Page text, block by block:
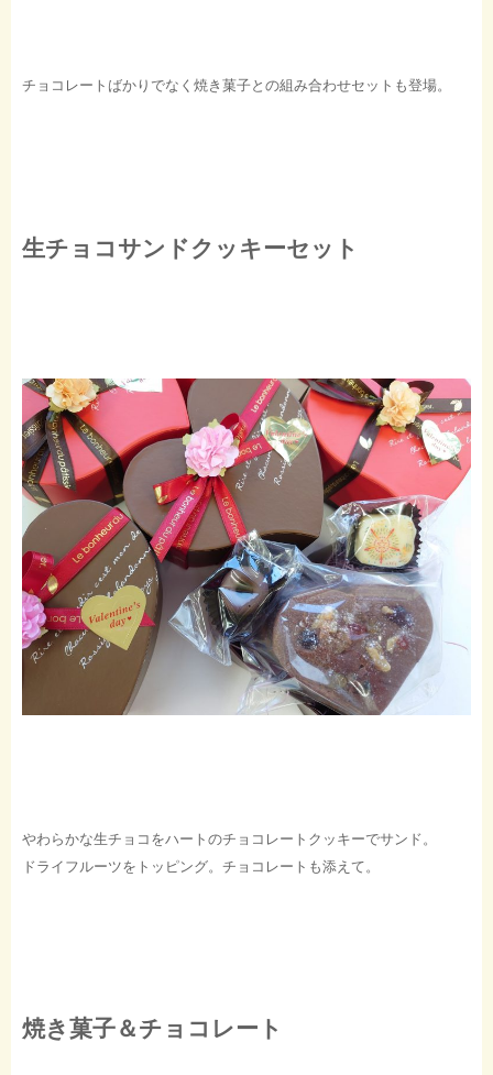
チョコレートばかりでなく焼き菓子との組み合わせセットも登場。
生チョコサンドクッキーセット
やわらかな生チョコをハートのチョコレートクッキーでサンド。
ドライフルーツをトッピング。チョコレートも添えて。
焼き菓子＆チョコレート